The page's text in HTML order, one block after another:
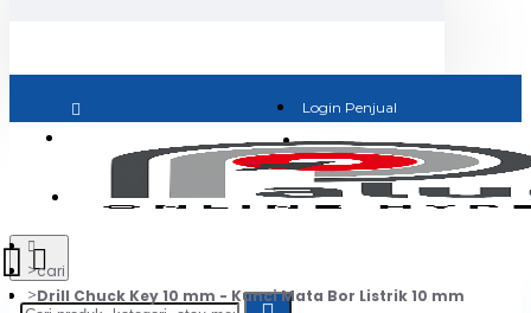
Login Penjual
Jadi Penjual
cari
Drill Chuck Key 10 mm - Kunci Mata Bor Listrik 10 mm